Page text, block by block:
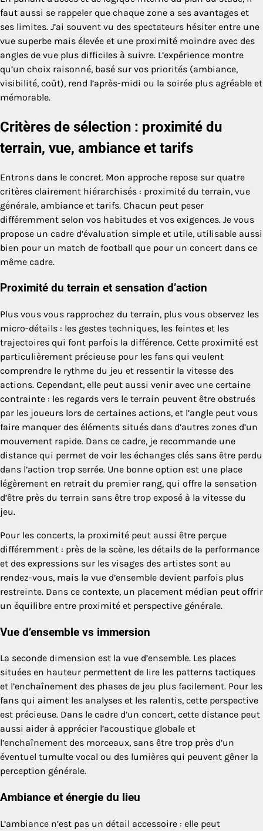
faut aussi se rappeler que chaque zone a ses avantages et
ses limites. J’ai souvent vu des spectateurs hésiter entre une
vue superbe mais élevée et une proximité moindre avec des
angles de vue plus difficiles à suivre. L’expérience montre
qu’un choix raisonné, basé sur vos priorités (ambiance,
visibilité, coût), rend l’après-midi ou la soirée plus agréable et
mémorable.
Critères de sélection : proximité du
terrain, vue, ambiance et tarifs
Entrons dans le concret. Mon approche repose sur quatre
critères clairement hiérarchisés : proximité du terrain, vue
générale, ambiance et tarifs. Chacun peut peser
différemment selon vos habitudes et vos exigences. Je vous
propose un cadre d’évaluation simple et utile, utilisable aussi
bien pour un match de football que pour un concert dans ce
même cadre.
Proximité du terrain et sensation d’action
Plus vous vous rapprochez du terrain, plus vous observez les
micro-détails : les gestes techniques, les feintes et les
trajectoires qui font parfois la différence. Cette proximité est
particulièrement précieuse pour les fans qui veulent
comprendre le rythme du jeu et ressentir la vitesse des
actions. Cependant, elle peut aussi venir avec une certaine
contrainte : les regards vers le terrain peuvent être obstrués
par les joueurs lors de certaines actions, et l’angle peut vous
faire manquer des éléments situés dans d’autres zones d’un
mouvement rapide. Dans ce cadre, je recommande une
distance qui permet de voir les échanges clés sans être perdu
dans l’action trop serrée. Une bonne option est une place
légèrement en retrait du premier rang, qui offre la sensation
d’être près du terrain sans être trop exposé à la vitesse du
jeu.
Pour les concerts, la proximité peut aussi être perçue
différemment : près de la scène, les détails de la performance
et des expressions sur les visages des artistes sont au
rendez-vous, mais la vue d’ensemble devient parfois plus
restreinte. Dans ce contexte, un placement médian peut offrir
un équilibre entre proximité et perspective générale.
Vue d’ensemble vs immersion
La seconde dimension est la vue d’ensemble. Les places
situées en hauteur permettent de lire les patterns tactiques
et l’enchaînement des phases de jeu plus facilement. Pour les
fans qui aiment les analyses et les ralentis, cette perspective
est précieuse. Dans le cadre d’un concert, cette distance peut
aussi aider à apprécier l’acoustique globale et
l’enchaînement des morceaux, sans être trop près d’un
éventuel tumulte vocal ou des lumières qui peuvent gêner la
perception générale.
Ambiance et énergie du lieu
L’ambiance n’est pas un détail accessoire : elle peut